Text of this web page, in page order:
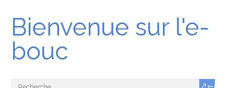
Bienvenue sur l'e-
bouc